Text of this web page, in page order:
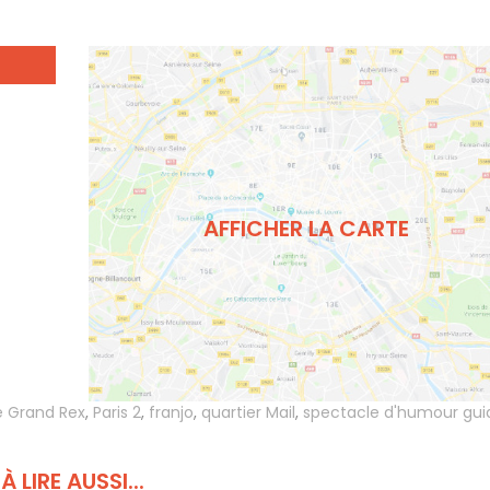
AFFICHER LA CARTE
Grand Rex, Paris 2, franjo, quartier Mail, spectacle d'humour
À LIRE AUSSI...